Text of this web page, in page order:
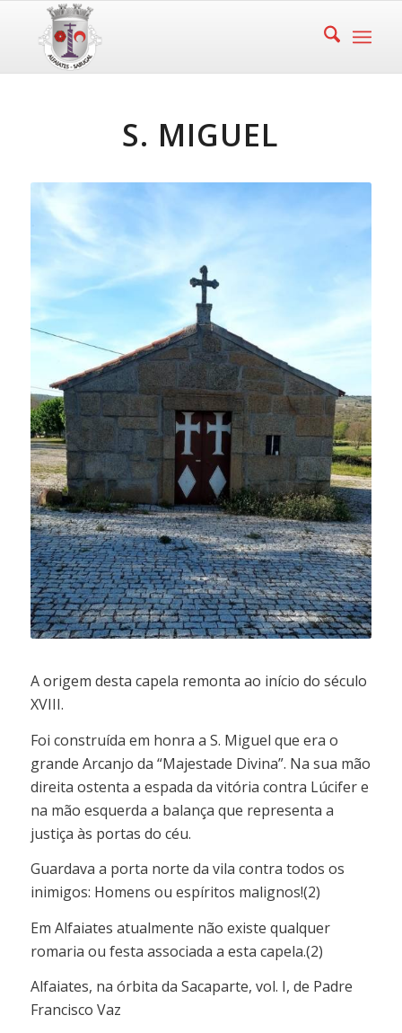
S. MIGUEL
A origem desta capela remonta ao início do século
XVIII.
Foi construída em honra a S. Miguel que era o
grande Arcanjo da “Majestade Divina”. Na sua mão
direita ostenta a espada da vitória contra Lúcifer e
na mão esquerda a balança que representa a
justiça às portas do céu.
Guardava a porta norte da vila contra todos os
inimigos: Homens ou espíritos malignos!(2)
Em Alfaiates atualmente não existe qualquer
romaria ou festa associada a esta capela.(2)
Alfaiates, na órbita da Sacaparte, vol. I, de Padre
Francisco Vaz